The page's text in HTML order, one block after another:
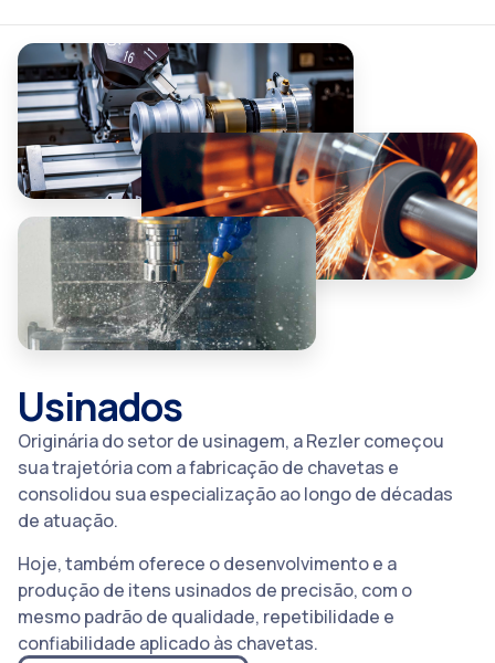
Usinados
Originária do setor de usinagem, a Rezler começou
sua trajetória com a fabricação de chavetas e
consolidou sua especialização ao longo de décadas
de atuação.
Hoje, também oferece o desenvolvimento e a
produção de itens usinados de precisão, com o
mesmo padrão de qualidade, repetibilidade e
confiabilidade aplicado às chavetas.